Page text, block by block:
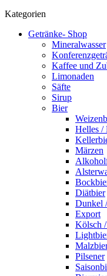
Kategorien
Getränke- Shop
Mineralwasser
Kaffee und
Limonaden
Säfte
Sirup
Bier
Helles /
Märzen
Diätbier
Dunkel
Export
Kölsch
Pilsener